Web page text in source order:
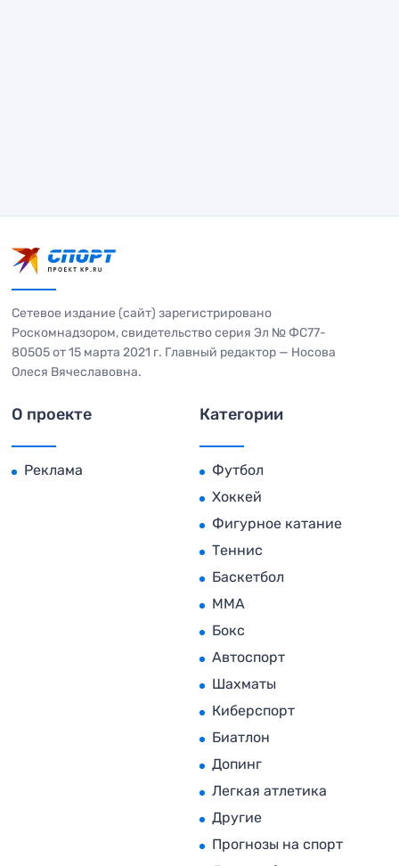
Сетевое издание (сайт) зарегистрировано
Роскомнадзором, свидетельство серия Эл № ФС77-
80505 от 15 марта 2021 г. Главный редактор — Носова
Олеся Вячеславовна.
О проекте
Реклама
Категории
Футбол
Хоккей
Фигурное катание
Теннис
Баскетбол
MMA
Бокс
Автоспорт
Шахматы
Киберспорт
Биатлон
Допинг
Легкая атлетика
Другие
Прогнозы на спорт